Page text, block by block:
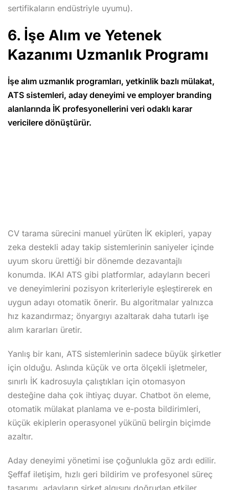
sertifikaların endüstriyle uyumu).
6. İşe Alım ve Yetenek
Kazanımı Uzmanlık Programı
İşe alım uzmanlık programları, yetkinlik bazlı mülakat,
ATS sistemleri, aday deneyimi ve employer branding
alanlarında İK profesyonellerini veri odaklı karar
vericilere dönüştürür.
CV tarama sürecini manuel yürüten İK ekipleri, yapay
zeka destekli aday takip sistemlerinin saniyeler içinde
uyum skoru ürettiği bir dönemde dezavantajlı
konumda. IKAI ATS gibi platformlar, adayların beceri
ve deneyimlerini pozisyon kriterleriyle eşleştirerek en
uygun adayı otomatik önerir. Bu algoritmalar yalnızca
hız kazandırmaz; önyargıyı azaltarak daha tutarlı işe
alım kararları üretir.
Yanlış bir kanı, ATS sistemlerinin sadece büyük şirketler
için olduğu. Aslında küçük ve orta ölçekli işletmeler,
sınırlı İK kadrosuyla çalıştıkları için otomasyon
desteğine daha çok ihtiyaç duyar. Chatbot ön eleme,
otomatik mülakat planlama ve e-posta bildirimleri,
küçük ekiplerin operasyonel yükünü belirgin biçimde
azaltır.
Aday deneyimi yönetimi ise çoğunlukla göz ardı edilir.
Şeffaf iletişim, hızlı geri bildirim ve profesyonel süreç